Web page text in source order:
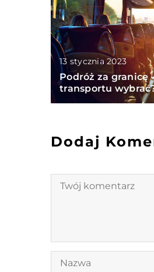
13 stycznia 2023
Podróż za granicę
transportu
Dodaj